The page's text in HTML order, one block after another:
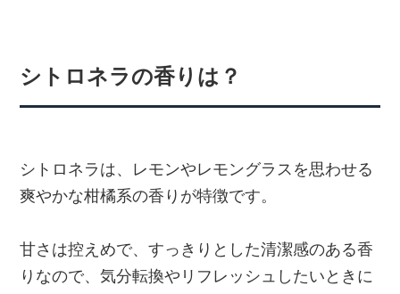
シトロネラの香りは？
シトロネラは、レモンやレモングラスを思わせる
爽やかな柑橘系の香りが特徴です。
甘さは控えめで、すっきりとした清潔感のある香
りなので、気分転換やリフレッシュしたいときに